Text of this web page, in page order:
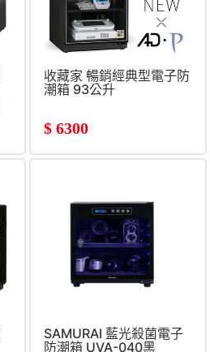
收藏家 暢銷經典型電子防
潮箱 93公升
$ 6300
SAMURAI 藍光殺菌電子
防潮箱 UVA-040黑